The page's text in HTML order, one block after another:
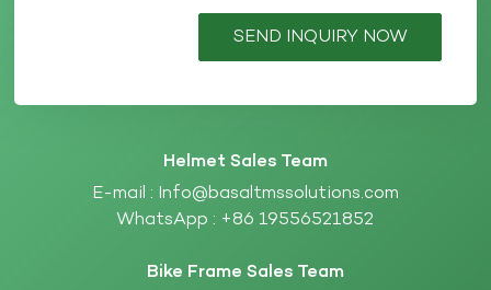
SEND INQUIRY NOW
Helmet Sales Team
E-mail : Info@basaltmssolutions.com
WhatsApp : +86 19556521852
Bike Frame Sales Team